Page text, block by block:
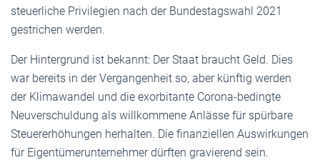
steuerliche Privilegien nach der Bundestagswahl 2021
gestrichen werden.
Der Hintergrund ist bekannt: Der Staat braucht Geld. Dies
war bereits in der Vergangenheit so, aber künftig werden
der Klimawandel und die exorbitante Corona-bedingte
Neuverschuldung als willkommene Anlässe für spürbare
Steuererhöhungen herhalten. Die finanziellen Auswirkungen
für Eigentümerunternehmer dürften gravierend sein.